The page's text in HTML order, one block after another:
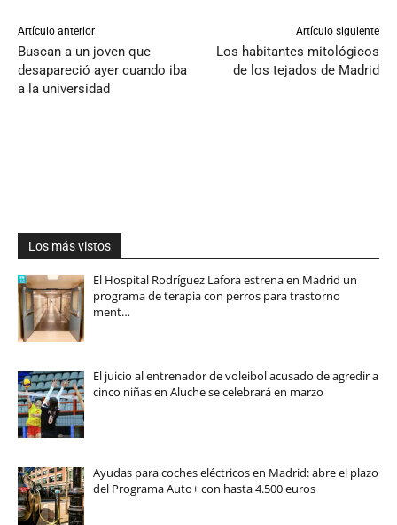
Artículo anterior
Buscan a un joven que
desapareció ayer cuando iba
a la universidad
Artículo siguiente
Los habitantes mitológicos
de los tejados de Madrid
Los más vistos
El Hospital Rodríguez Lafora estrena en Madrid un
programa de terapia con perros para trastorno
ment…
El juicio al entrenador de voleibol acusado de agredir a
cinco niñas en Aluche se celebrará en marzo
Ayudas para coches eléctricos en Madrid: abre el plazo
del Programa Auto+ con hasta 4.500 euros